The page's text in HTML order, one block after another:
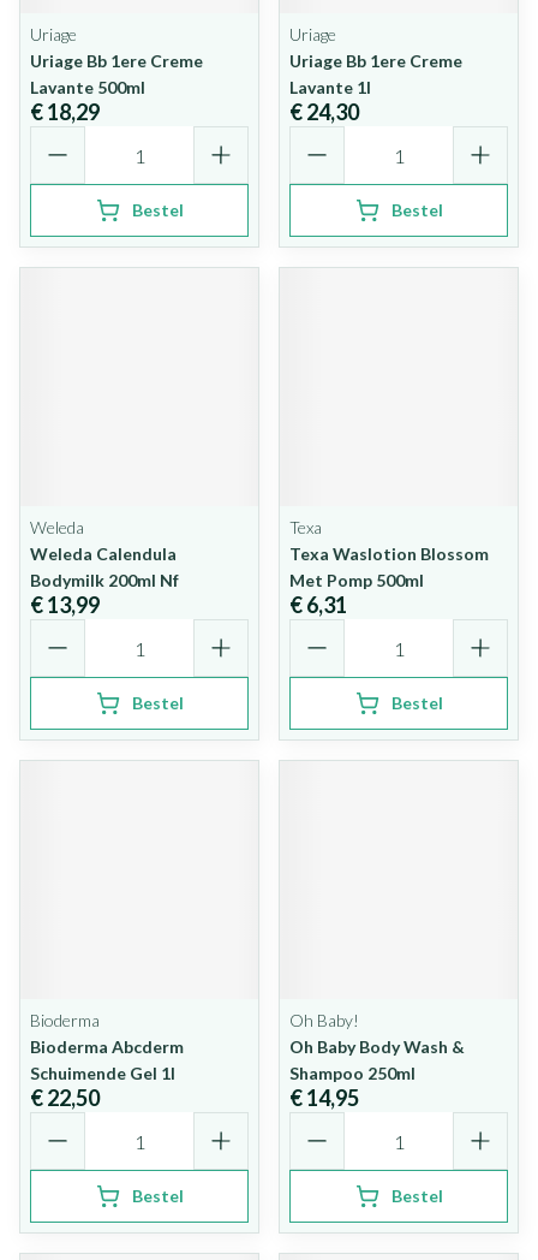
Uriage
Uriage Bb 1ere Creme
Lavante 500ml
€ 18,29
Bestel
Uriage
Uriage Bb 1ere Creme
Lavante 1l
€ 24,30
Bestel
Weleda
Weleda Calendula
Bodymilk 200ml Nf
€ 13,99
Bestel
Texa
Texa Waslotion Blossom
Met Pomp 500ml
€ 6,31
Bestel
Bioderma
Bioderma Abcderm
Schuimende Gel 1l
€ 22,50
Bestel
Oh Baby!
Oh Baby Body Wash &
Shampoo 250ml
€ 14,95
Bestel